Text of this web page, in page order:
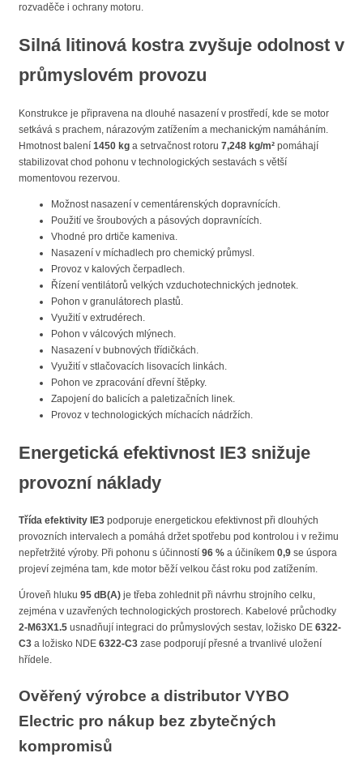
rozvaděče i ochrany motoru.
Silná litinová kostra zvyšuje odolnost v
průmyslovém provozu
Konstrukce je připravena na dlouhé nasazení v prostředí, kde se motor
setkává s prachem, nárazovým zatížením a mechanickým namáháním.
Hmotnost balení 1450 kg a setrvačnost rotoru 7,248 kg/m² pomáhají
stabilizovat chod pohonu v technologických sestavách s větší
momentovou rezervou.
Možnost nasazení v cementárenských dopravnících.
Použití ve šroubových a pásových dopravnících.
Vhodné pro drtiče kameniva.
Nasazení v míchadlech pro chemický průmysl.
Provoz v kalových čerpadlech.
Řízení ventilátorů velkých vzduchotechnických jednotek.
Pohon v granulátorech plastů.
Využití v extrudérech.
Pohon v válcových mlýnech.
Nasazení v bubnových třídičkách.
Využití v stlačovacích lisovacích linkách.
Pohon ve zpracování dřevní štěpky.
Zapojení do balicích a paletizačních linek.
Provoz v technologických míchacích nádržích.
Energetická efektivnost IE3 snižuje
provozní náklady
Třída efektivity IE3 podporuje energetickou efektivnost při dlouhých
provozních intervalech a pomáhá držet spotřebu pod kontrolou i v režimu
nepřetržité výroby. Při pohonu s účinností 96 % a účiníkem 0,9 se úspora
projeví zejména tam, kde motor běží velkou část roku pod zatížením.
Úroveň hluku 95 dB(A) je třeba zohlednit při návrhu strojního celku,
zejména v uzavřených technologických prostorech. Kabelové průchodky
2-M63X1.5 usnadňují integraci do průmyslových sestav, ložisko DE 6322-
C3 a ložisko NDE 6322-C3 zase podporují přesné a trvanlivé uložení
hřídele.
Ověřený výrobce a distributor VYBO
Electric pro nákup bez zbytečných
kompromisů